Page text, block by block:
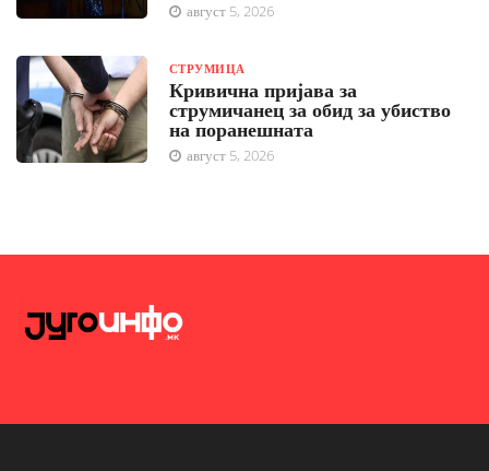
август 5, 2026
СТРУМИЦА
Кривична пријава за
струмичанец за обид за убиство
на поранешната
август 5, 2026